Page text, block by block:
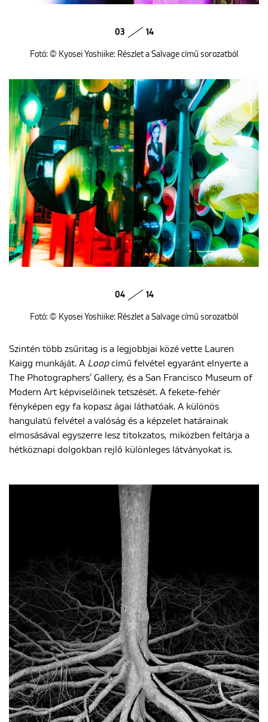
03 14
Fotó: © Kyosei Yoshiike: Részlet a Salvage című sorozatból
04 14
Fotó: © Kyosei Yoshiike: Részlet a Salvage című sorozatból
Szintén több zsűritag is a legjobbjai közé vette Lauren
Kaigg munkáját. A Loopcímű felvétel egyaránt elnyerte a
The Photographers’ Gallery, és a San Francisco Museum of
Modern Art képviselőinek tetszését. A fekete-fehér
fényképen egy fa kopasz ágai láthatóak. A különös
hangulatú felvétel a valóság és a képzelet határainak
elmosásával egyszerre lesz titokzatos, miközben feltárja a
hétköznapi dolgokban rejlő különleges látványokat is.